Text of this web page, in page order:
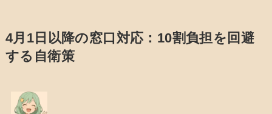
4月1日以降の窓口対応：10割負担を回避
する自衛策